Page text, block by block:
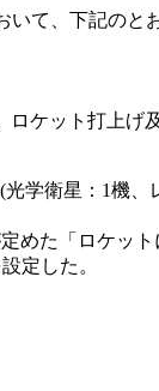
て、下記のと
ケット打上げ
学衛星：1機
た「ロケッ
定した。